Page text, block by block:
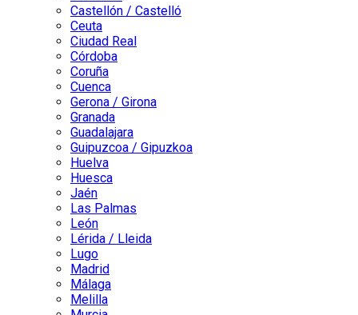
Castellón / Castelló
Ceuta
Ciudad Real
Córdoba
Coruña
Cuenca
Gerona / Girona
Granada
Guadalajara
Guipuzcoa / Gipuzkoa
Huelva
Huesca
Jaén
Las Palmas
León
Lérida / Lleida
Lugo
Madrid
Málaga
Melilla